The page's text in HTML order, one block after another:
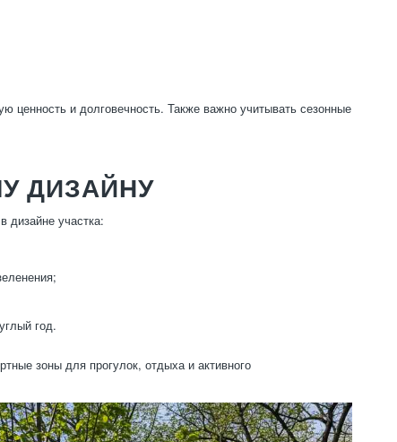
ценность и долговечность. Также важно учитывать сезонные
ДИЗАЙНУ
дизайне участка:
год.
зоны для прогулок, отдыха и активного